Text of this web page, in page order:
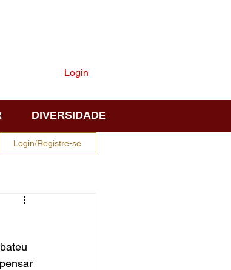
Login
DIVERSIDADE
Login/Registre-se